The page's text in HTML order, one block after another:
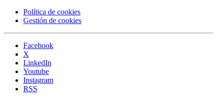
Política de cookies
Gestión de cookies
Facebook
X
LinkedIn
Youtube
Instagram
RSS